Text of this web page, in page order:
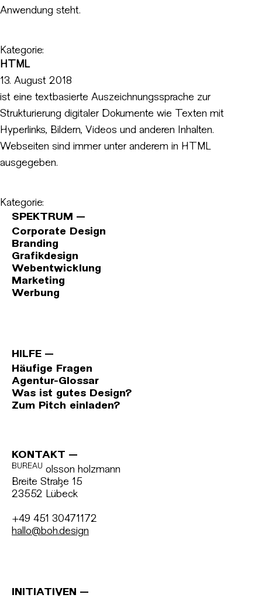
Anwendung steht.
Kategorie:
HTML
13. August 2018
ist eine textbasierte Auszeichnungssprache zur
Strukturierung digitaler Dokumente wie Texten mit
Hyperlinks, Bildern, Videos und anderen Inhalten.
Webseiten sind immer unter anderem in HTML
ausgegeben.
Kategorie:
SPEKTRUM
Corporate Design
Branding
Grafikdesign
Webentwicklung
Marketing
Werbung
HILFE
Häufige Fragen
Agentur-Glossar
Was ist gutes Design?
Zum Pitch einladen?
KONTAKT
BUREAU olsson holzmann
Breite Straße 15
23552 Lübeck
+49 451 30471172
hallo@boh.design
INITIATIVEN